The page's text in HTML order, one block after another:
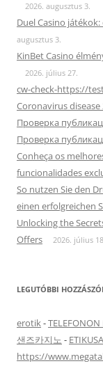
2026. augusztus 3.
Duel Casino
augusztus 3.
KinBet Casino
2026. július 27.
cw-check-https://
Coronavirus disease
Проверка
Проверка
Conheça os
funcionalidades
So nutzen Sie den
einen erfolgreichen
Unlocking the
Offers
2026. július
LEGUTÓBBI
erotik-
샌즈카지노 -
https://